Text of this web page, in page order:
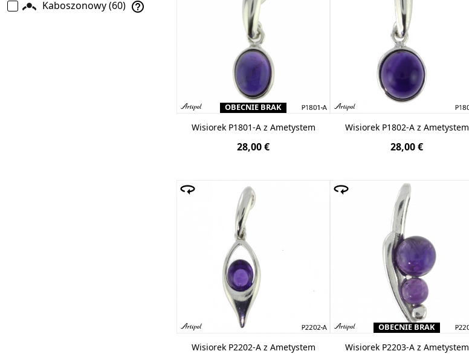
Kaboszonowy(60)
OBECNIE BRAK
Wisiorek P1801-A z Ametystem
28,00 €
Wisiorek P1802-A z Ametystem
28,00 €
Wisiorek P2202-A z Ametystem
OBECNIE BRAK
Wisiorek P2203-A z Ametystem